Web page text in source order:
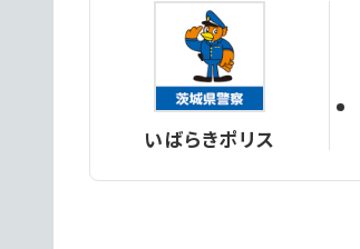
いばらきポリス